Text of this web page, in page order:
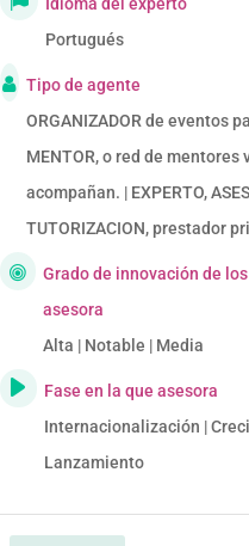
Portugués
Tipo de agente
ORGANIZADOR de eventos
MENTOR, o red de mentores
acompañan. | EXPERTO,
TUTORIZACION, prestador
Grado de innovación de
asesora
Alta | Notable | Media
Fase en la que asesora
Internacionalización |
Lanzamiento